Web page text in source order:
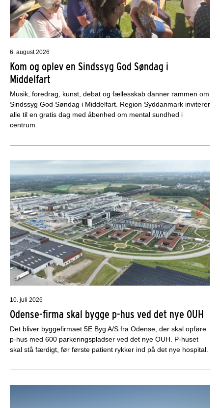
6. august 2026
Kom og oplev en Sindssyg God Søndag i
Middelfart
Musik, foredrag, kunst, debat og fællesskab danner rammen om
Sindssyg God Søndag i Middelfart. Region Syddanmark inviterer
alle til en gratis dag med åbenhed om mental sundhed i
centrum.
10. juli 2026
Odense-firma skal bygge p-hus ved det nye OUH
Det bliver byggefirmaet 5E Byg A/S fra Odense, der skal opføre
p-hus med 600 parkeringspladser ved det nye OUH. P-huset
skal stå færdigt, før første patient rykker ind på det nye hospital.